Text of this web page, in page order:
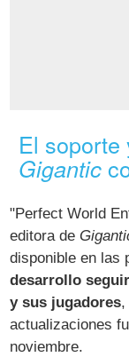
El soporte
Gigantic
"Perfect World
editora de
disponible en las
desarrollo
y sus jugadores,
actualizaciones
noviembre.